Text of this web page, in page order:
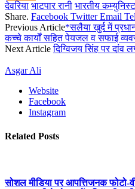
देवरिया भाटपार रानी भारतीय कम्युनिस्ट
Share. Facebook Twitter Email
Previous Article*सलैया खुर्द में
कच्चे कार्यों सहित पेयजल व सफाई
Next Articleदिग्विजय सिंह पर दांव
Asgar Ali
Website
Facebook
Instagram
Related Posts
सोशल मीडिया पर आपत्तिजनक फोटो-